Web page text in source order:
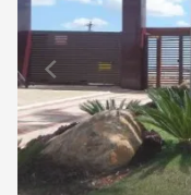
13:30
14:00